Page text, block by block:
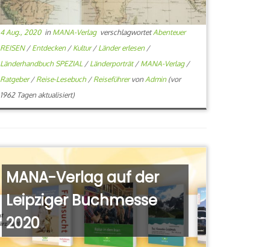
4 Aug., 2020in MANA-Verlag verschlagwortetAbenteuer
REISEN / Entdecken / Kultur/ Länder erlesen /
Länderhandbuch SPEZIAL / Länderporträt/ MANA-Verlag /
Ratgeber/ Reise-Lesebuch / Reiseführervon Admin(vor
1962 Tagen aktualisiert)
MANA-Verlag auf der
Leipziger Buchmesse
2020